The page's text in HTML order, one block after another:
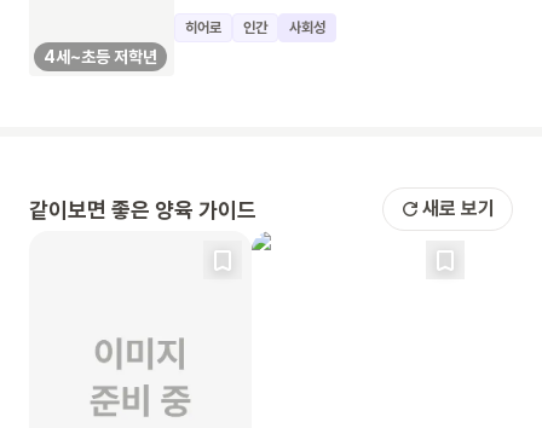
4세~초등 저학년
히어로 인간 사회성
같이보면 좋은 양육 가이드 새로 보기